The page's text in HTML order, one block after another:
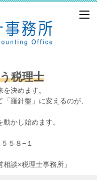
税理士
決めます。
羅針盤」に変えるのが、
かし始めます。
５８−１
談×税理士事務所」